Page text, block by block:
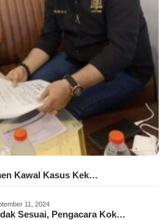
Kawal Kasus Kek…
11, 2024
Sesuai, Pengacara Kok…